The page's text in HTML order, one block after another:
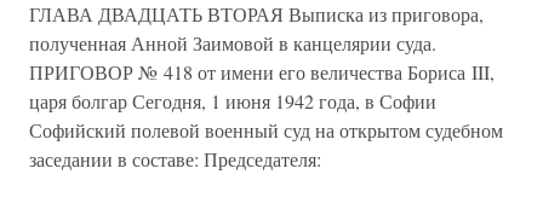
ГЛАВА ДВАДЦАТЬ ВТОРАЯ Выписка из приговора,
полученная Анной Заимовой в канцелярии суда.
ПРИГОВОР № 418 от имени его величества Бориса III,
царя болгар Сегодня, 1 июня 1942 года, в Софии
Софийский полевой военный суд на открытом судебном
заседании в составе: Председателя: